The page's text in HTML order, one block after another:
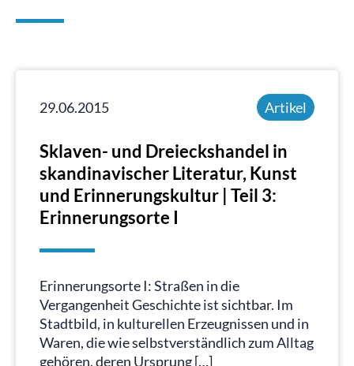
29.06.2015 Artikel
Sklaven- und Dreieckshandel in
skandinavischer Literatur, Kunst
und Erinnerungskultur | Teil 3:
Erinnerungsorte I
Erinnerungsorte I: Straßen in die
Vergangenheit Geschichte ist sichtbar. Im
Stadtbild, in kulturellen Erzeugnissen und in
Waren, die wie selbstverständlich zum Alltag
gehören, deren Ursprung […]